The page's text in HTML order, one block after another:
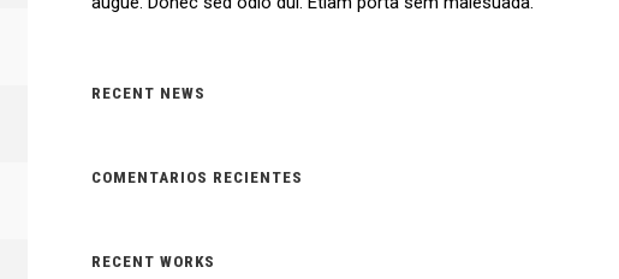
RECENT NEWS
COMENTARIOS RECIENTES
RECENT WORKS